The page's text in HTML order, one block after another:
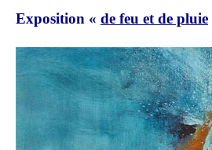
Exposition « de feu et de pluie